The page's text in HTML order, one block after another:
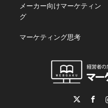
メーカー向けマーケティン
グ
マーケティング思考
InstagramTikTok RSS